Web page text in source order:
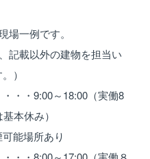
場一例です。
記載以外の建物を担当い
）
・・9:00～18:00（実働8
本休み）
能場所あり